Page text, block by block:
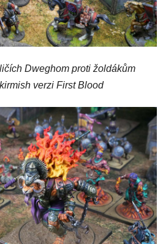
Dweghom proti žoldákům
verzi First Blood